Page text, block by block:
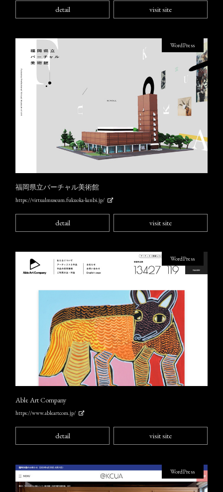
detail visit site
福岡県立バーチャル美術館
https://virtualmuseum.fukuoka-kenbi.jp/
WordPress
detail visit site
Able Art Company
https://www.ableartcom.jp/
WordPress
detail visit site
WordPress